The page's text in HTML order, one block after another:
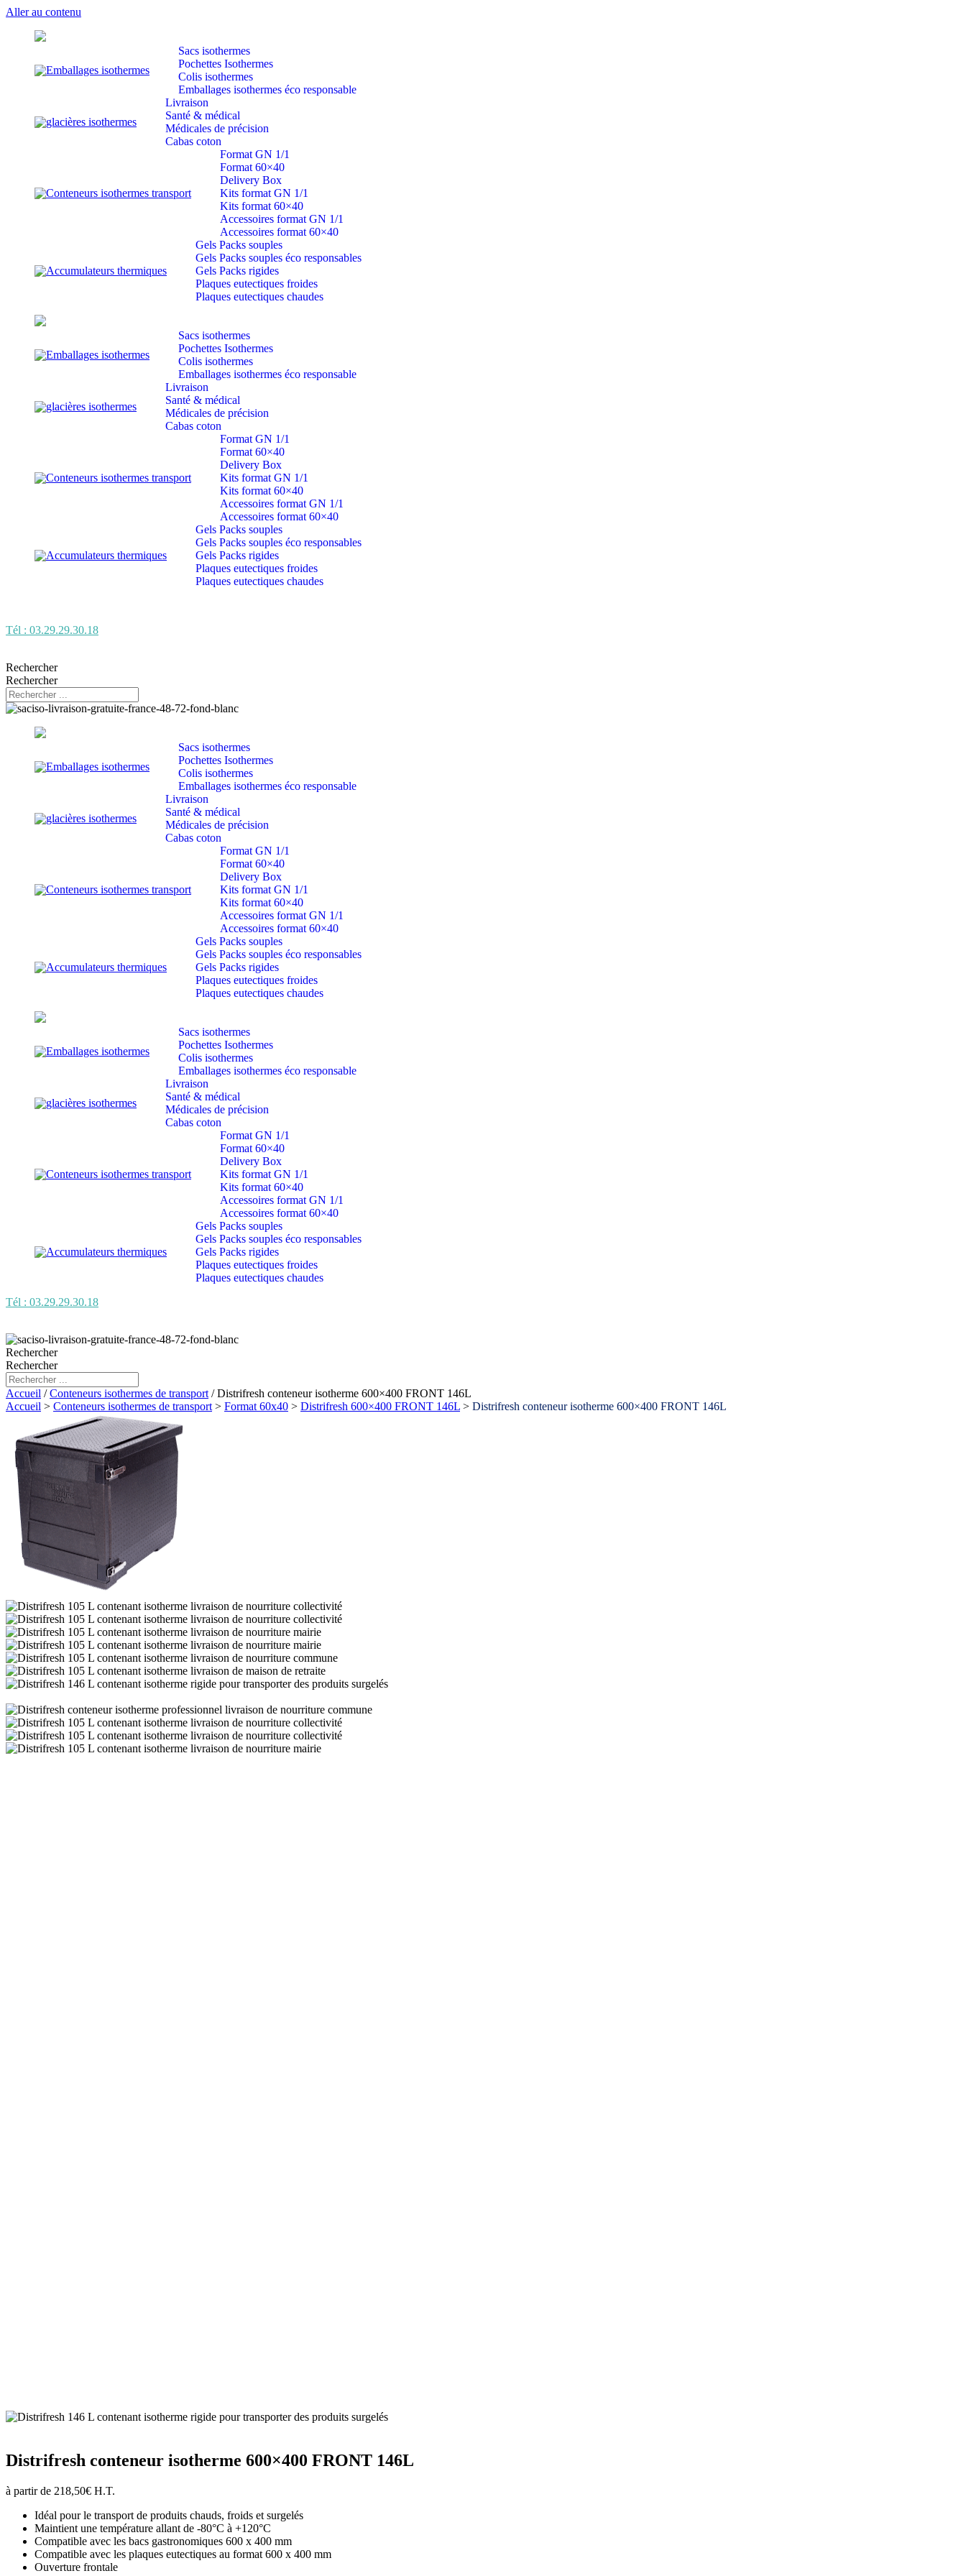
Aller au contenu
Emballages isothermes
Sacs isothermes
Pochettes Isothermes
Colis isothermes
Emballages isothermes éco responsable
glacières isothermes
Livraison
Santé & médical
Médicales de précision
Cabas coton
Conteneurs isothermes transport
Format GN 1/1
Format 60×40
Delivery Box
Kits format GN 1/1
Kits format 60×40
Accessoires format GN 1/1
Accessoires format 60×40
Accumulateurs thermiques
Gels Packs souples
Gels Packs souples éco responsables
Gels Packs rigides
Plaques eutectiques froides
Plaques eutectiques chaudes
Emballages isothermes
Sacs isothermes
Pochettes Isothermes
Colis isothermes
Emballages isothermes éco responsable
glacières isothermes
Livraison
Santé & médical
Médicales de précision
Cabas coton
Conteneurs isothermes transport
Format GN 1/1
Format 60×40
Delivery Box
Kits format GN 1/1
Kits format 60×40
Accessoires format GN 1/1
Accessoires format 60×40
Accumulateurs thermiques
Gels Packs souples
Gels Packs souples éco responsables
Gels Packs rigides
Plaques eutectiques froides
Plaques eutectiques chaudes
Tél : 03.29.29.30.18
Rechercher
Rechercher
Emballages isothermes
Sacs isothermes
Pochettes Isothermes
Colis isothermes
Emballages isothermes éco responsable
glacières isothermes
Livraison
Santé & médical
Médicales de précision
Cabas coton
Conteneurs isothermes transport
Format GN 1/1
Format 60×40
Delivery Box
Kits format GN 1/1
Kits format 60×40
Accessoires format GN 1/1
Accessoires format 60×40
Accumulateurs thermiques
Gels Packs souples
Gels Packs souples éco responsables
Gels Packs rigides
Plaques eutectiques froides
Plaques eutectiques chaudes
Emballages isothermes
Sacs isothermes
Pochettes Isothermes
Colis isothermes
Emballages isothermes éco responsable
glacières isothermes
Livraison
Santé & médical
Médicales de précision
Cabas coton
Conteneurs isothermes transport
Format GN 1/1
Format 60×40
Delivery Box
Kits format GN 1/1
Kits format 60×40
Accessoires format GN 1/1
Accessoires format 60×40
Accumulateurs thermiques
Gels Packs souples
Gels Packs souples éco responsables
Gels Packs rigides
Plaques eutectiques froides
Plaques eutectiques chaudes
Tél : 03.29.29.30.18
Rechercher
Rechercher
Accueil /Conteneurs isothermes de transport / Distrifresh conteneur isotherme 600×400 FRONT 146L
Accueil > Conteneurs isothermes de transport > Format 60x40 > Distrifresh 600×400 FRONT 146L > Distrifresh conteneur isotherme 600×400 FRONT 146L
Distrifresh conteneur isotherme 600×400 FRONT 146L
à partir de 218,50€ H.T.
Idéal pour le transport de produits chauds, froids et surgelés
Maintient une température allant de -80°C à +120°C
Compatible avec les bacs gastronomiques 600 x 400 mm
Compatible avec les plaques eutectiques au format 600 x 400 mm
Ouverture frontale